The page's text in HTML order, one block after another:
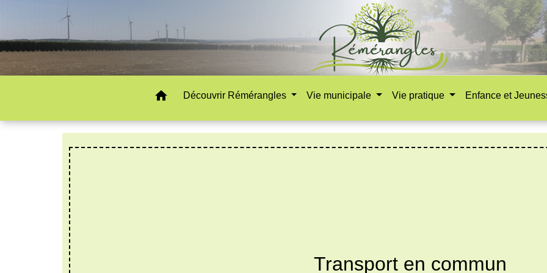
home Découvrir Rémérangles Vie municipale Vie pratique Enfance et
Transport en commun